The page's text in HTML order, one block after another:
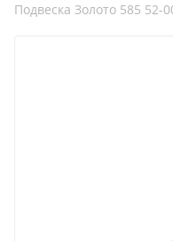
Подвеска Золото 585 52-